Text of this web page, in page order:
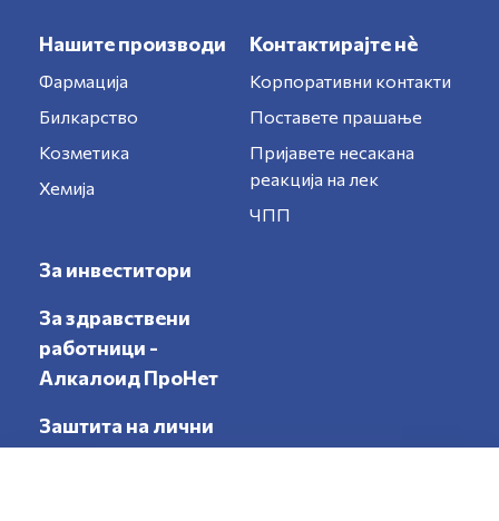
Нашите производи
Фармација
Билкарство
Козметика
Хемија
Контактирајте нè
Корпоративни контакти
Поставете прашање
Пријавете несакана
реакција на лек
ЧПП
За инвеститори
За здравствени
работници -
Алкалоид ПроНет
Заштита на лични
податоци